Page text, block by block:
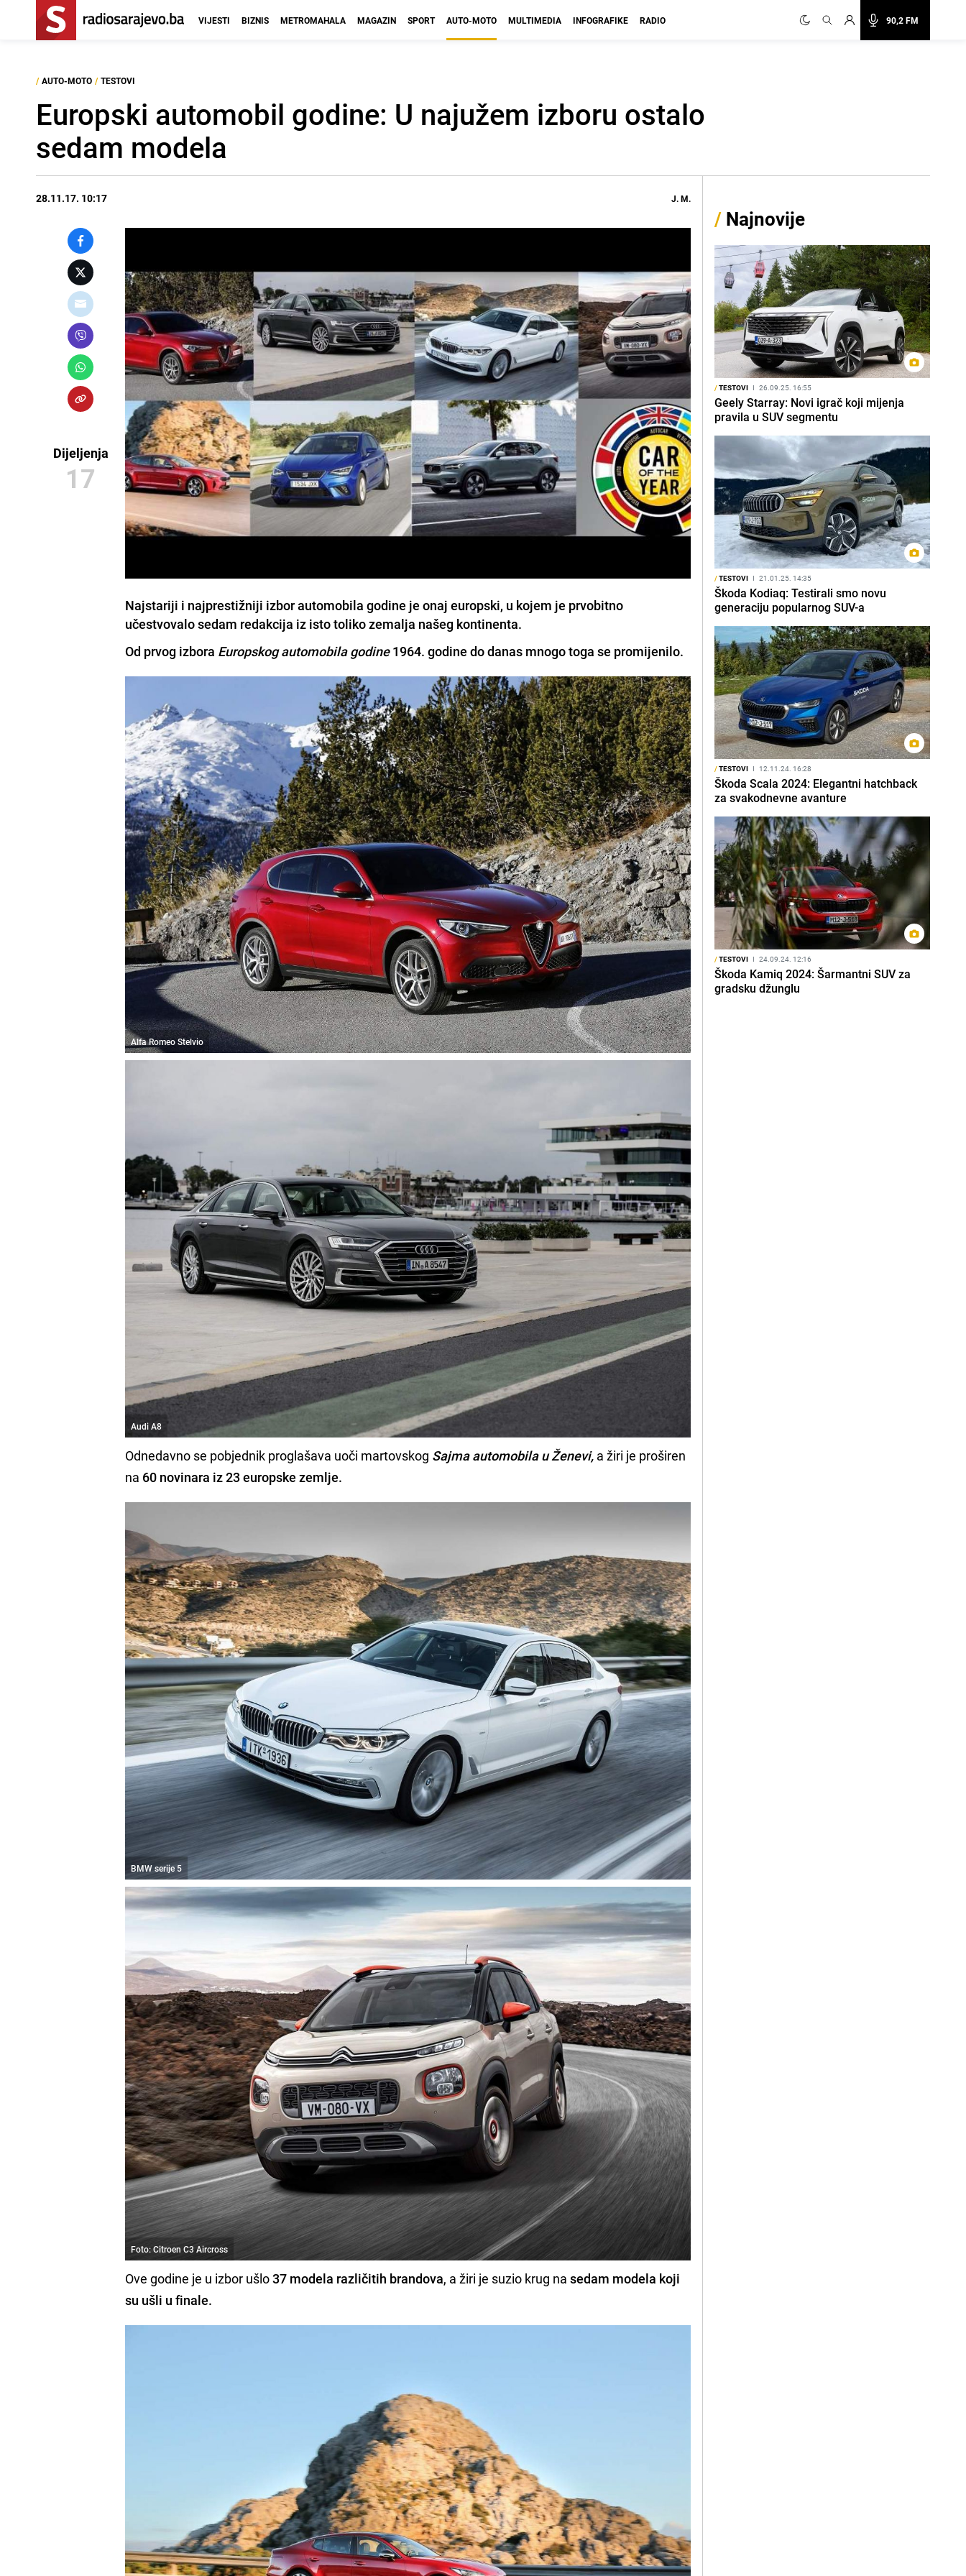
90,2 FM
VIJESTI BIZNIS METROMAHALA MAGAZIN SPORT AUTO-MOTO MULTIMEDIA INFOGRAFIKE RADIO
/ AUTO-MOTO / TESTOVI
Europski automobil godine: U najužem izboru ostalo
sedam modela
28.11.17. 10:17 J. M.
Dijeljenja
17
Najstariji i najprestižniji izbor automobila godine je onaj europski, u kojem je prvobitno
učestvovalo sedam redakcija iz isto toliko zemalja našeg kontinenta.
Od prvog izbora Europskog automobila godine1964. godine do danas mnogo toga se promijenilo.
Alfa Romeo Stelvio
Audi A8
Odnedavno se pobjednik proglašava uoči martovskog Sajma automobila u Ženevi, a žiri je proširen
na 60 novinara iz 23 europske zemlje.
BMW serije 5
Foto: Citroen C3 Aircross
Ove godine je u izbor ušlo37 modela različitih brandova, a žiri je suzio krug nasedam modela koji
su ušli u finale.
/ Najnovije
/TESTOVI I 26.09.25. 16:55
Geely Starray: Novi igrač koji mijenja
pravila u SUV segmentu
/TESTOVI I 21.01.25. 14:35
Škoda Kodiaq: Testirali smo novu
generaciju popularnog SUV-a
/TESTOVI I 12.11.24. 16:28
Škoda Scala 2024: Elegantni hatchback
za svakodnevne avanture
/TESTOVI I 24.09.24. 12:16
Škoda Kamiq 2024: Šarmantni SUV za
gradsku džunglu